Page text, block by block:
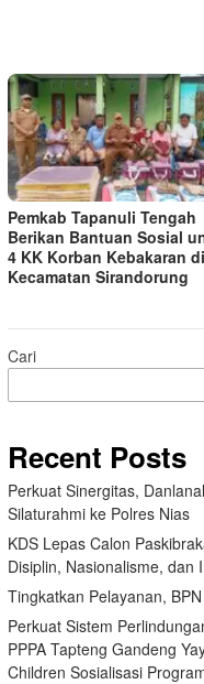
Pemkab Tapanuli Tengah
Berikan Bantuan Sosial
4 KK Korban Kebakaran di
Kecamatan Sirandorung
Cari
Recent Posts
Perkuat Sinergitas,
Silaturahmi ke Polres Nias
KDS Lepas Calon
Disiplin, Nasionalisme, dan
Tingkatkan Pelayanan,
Perkuat Sistem
PPPA Tapteng Gandeng
Children Sosialisasi